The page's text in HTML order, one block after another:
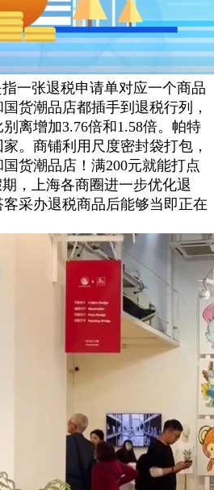
一张退税申请单对应一个商品
货潮品店都插手到退税行列，
离增加3.76倍和1.58倍。帕特
。商铺利用尺度密封袋打包，
货潮品店！满200元就能打点
，上海各商圈进一步优化退
采办退税商品后能够当即正在